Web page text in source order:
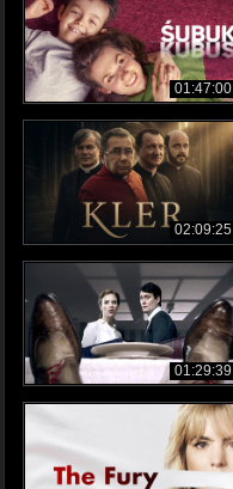
01:47:00
02:09:25
01:29:39